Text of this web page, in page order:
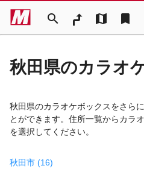
search map bookmark
秋田県のカラオ
秋田県のカラオケボックスをさら
とができます。住所一覧からカラ
を選択してください。
秋田市 (16)